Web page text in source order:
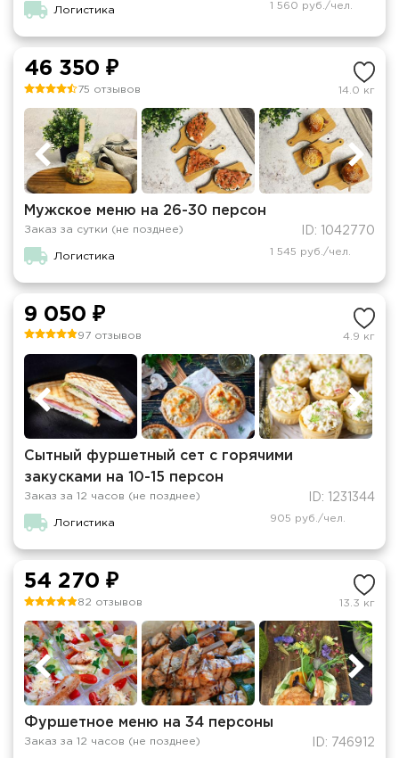
Логистика 1 560 руб./чел.
46 350 ₽
75 отзывов 14.0 кг
Мужское меню на 26-30 персон
Заказ за сутки (не позднее) ID: 1042770
Логистика 1 545 руб./чел.
9 050 ₽
97 отзывов 4.9 кг
Сытный фуршетный сет с горячими
закусками на 10-15 персон
Заказ за 12 часов (не позднее) ID: 1231344
Логистика 905 руб./чел.
54 270 ₽
82 отзывов 13.3 кг
Фуршетное меню на 34 персоны
Заказ за 12 часов (не позднее) ID: 746912